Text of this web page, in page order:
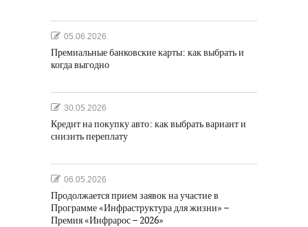
05.06.2026
Премиальные банковские карты: как выбрать и
когда выгодно
30.05.2026
Кредит на покупку авто: как выбрать вариант и
снизить переплату
06.05.2026
Продолжается прием заявок на участие в
Программе «Инфраструктура для жизни» –
Премия «Инфрарос – 2026»